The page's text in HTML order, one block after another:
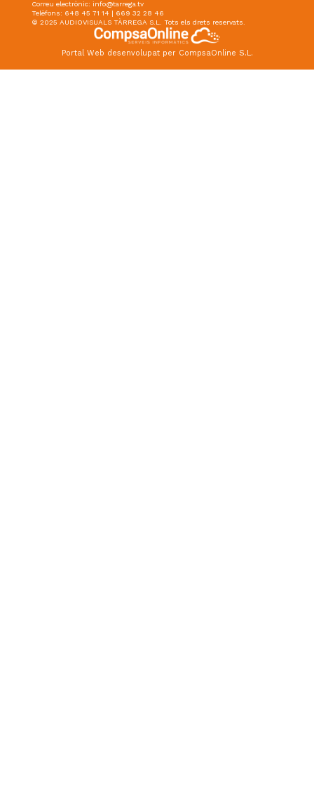
Correu electrònic: info@tarrega.tv
Telèfons: 648 45 71 14 | 669 32 28 46
© 2025 AUDIOVISUALS TÀRREGA S.L. Tots els drets reservats.
Portal Web desenvolupat per CompsaOnline S.L.